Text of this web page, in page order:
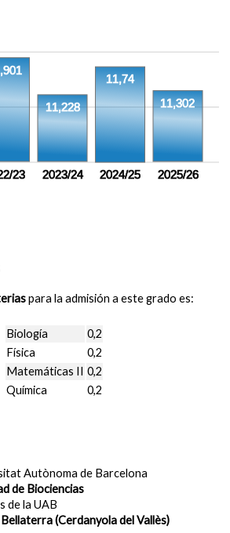
11,228
11,74
11,302
23 2023/24 2024/25 2025/26
para la admisión a este grado es:
Biología
0,2
Física
0,2
Matemáticas II 0,2
Química
0,2
Autònoma de Barcelona
de Biociencias
de la UAB
Bellaterra (Cerdanyola del Vallès)